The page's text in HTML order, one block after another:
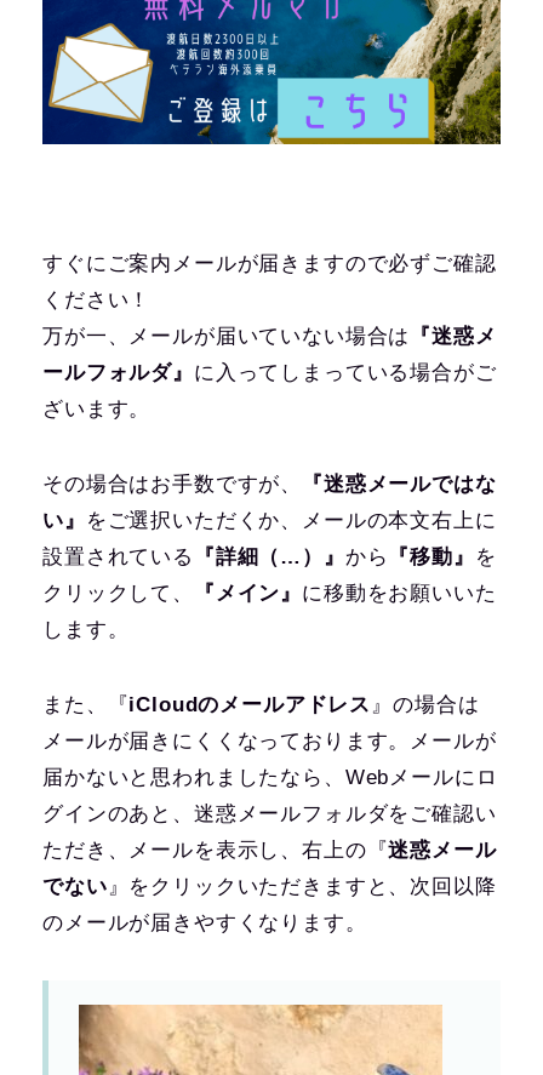
すぐにご案内メールが届きますので必ずご確認
ください！
万が一、メールが届いていない場合は
『迷惑メ
ールフォルダ』 に入ってしまっている場合がご
ざいます。
その場合はお手数ですが、
『迷惑メールではな
い』
をご選択いただくか、メールの本文右上に
設置されている
『詳細（…）』 から 『移動』
を
クリックして、
『メイン』 に移動をお願いいた
します。
また、『iCloudのメールアドレス 』の場合は
メールが届きにくくなっております。メールが
届かないと思われましたなら、Webメールにロ
グインのあと、迷惑メールフォルダをご確認い
ただき、メールを表示し、右上の『迷惑メール
でない 』をクリックいただきますと、次回以降
のメールが届きやすくなります。